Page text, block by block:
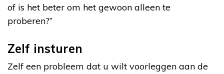
of is het beter om het gewoon alleen te
proberen?”
Zelf insturen
Zelf een probleem dat u wilt voorleggen aan de